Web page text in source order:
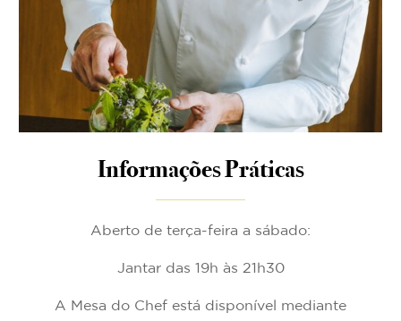
Informações Práticas
Aberto de terça-feira a sábado:
Jantar das 19h às 21h30
A Mesa do Chef está disponível mediante